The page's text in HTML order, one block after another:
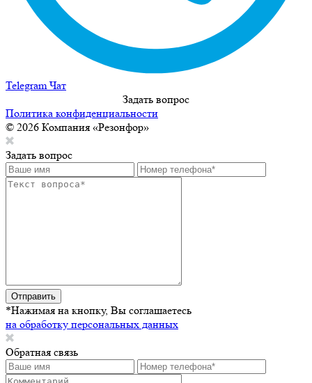
Telegram Чат
Задать вопрос
Политика конфиденциальности
© 2026 Компания «Резонфор»
Задать вопрос
Отправить
*Нажимая на кнопку, Вы соглашаетесь
на обработку персональных данных
Обратная связь